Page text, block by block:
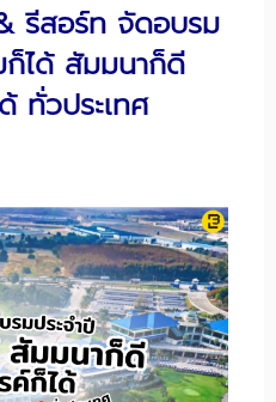
รีสอร์ท จัดอบรม
ก็ได้ สัมมนาก็ดี
ทั่วประเทศ